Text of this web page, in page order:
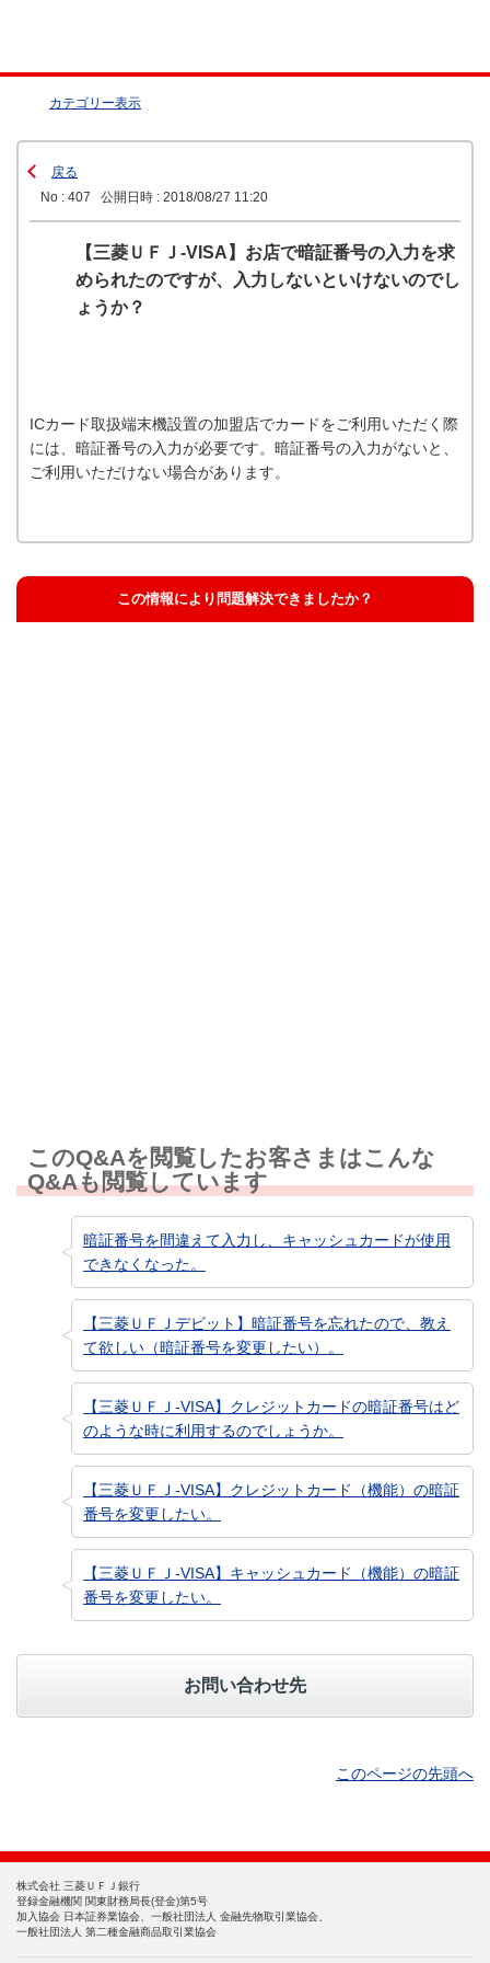
カテゴリー表示
戻る
No : 407
公開日時 : 2018/08/27 11:20
【三菱ＵＦＪ-VISA】お店で暗証番号の入力を求
められたのですが、入力しないといけないのでし
ょうか？
ICカード取扱端末機設置の加盟店でカードをご利用いただく際
には、暗証番号の入力が必要です。暗証番号の入力がないと、
ご利用いただけない場合があります。
この情報により問題解決できましたか？
このQ&Aを閲覧したお客さまはこんな
Q&Aも閲覧しています
暗証番号を間違えて入力し、キャッシュカードが使用
できなくなった。
【三菱ＵＦＪデビット】暗証番号を忘れたので、教え
て欲しい（暗証番号を変更したい）。
【三菱ＵＦＪ-VISA】クレジットカードの暗証番号はど
のような時に利用するのでしょうか。
【三菱ＵＦＪ-VISA】クレジットカード（機能）の暗証
番号を変更したい。
【三菱ＵＦＪ-VISA】キャッシュカード（機能）の暗証
番号を変更したい。
お問い合わせ先
このページの先頭へ
株式会社 三菱ＵＦＪ銀行
登録金融機関 関東財務局長(登金)第5号
加入協会 日本証券業協会、一般社団法人 金融先物取引業協会、
一般社団法人 第二種金融商品取引業協会